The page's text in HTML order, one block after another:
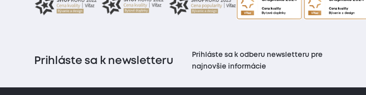
Prihláste sa k newsletteru
Prihláste sa k odberu newsletteru pre
najnovšie informácie